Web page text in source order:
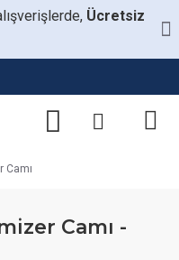
Ücretsiz
Camı
Camı -